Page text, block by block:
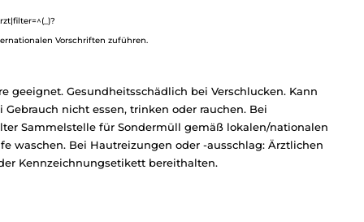
Vorschriften zuführen.
Gesundheitsschädlich bei Verschlucken. Kann
nicht essen, trinken oder rauchen. Bei
Sammelstelle für Sondermüll gemäß lokalen/nationalen
waschen. Bei Hautreizungen oder -ausschlag: Ärztlichen
Kennzeichnungsetikett bereithalten.